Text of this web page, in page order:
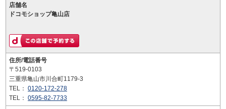
店舗名
ドコモショップ亀山店
住所/電話番号
〒519-0103
三重県亀山市川合町1179-3
TEL： 0120-172-278
TEL： 0595-82-7733